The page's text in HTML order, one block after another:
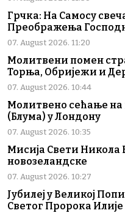
Грчка: На Самосу
Преображења
07. August 2026. 11:20
Молитвени помен
Торња, Обријежи и
07. August 2026. 10:44
Молитвено сећање
(Блума) у Лондону
07. August 2026. 10:35
Мисија Свети Никола
новозеландске
07. August 2026. 10:27
Јубилеј у Великој
Светог Пророка Илије